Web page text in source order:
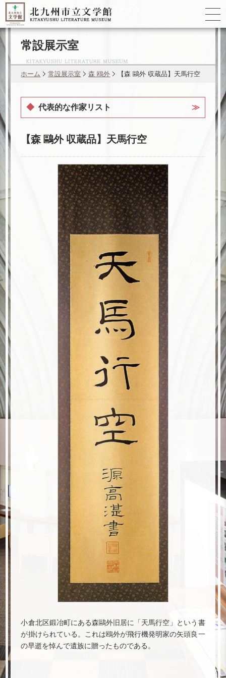
ゆかりの
常設展示室
ホーム 常設展示室 森 鴎外 【森 鷗外 収蔵品】天馬行空
【森 鷗外 収蔵品】天馬行空
小倉北区鍛冶町にある森鷗外旧居に「天馬行空」という書
が掛けられている。これは鴎外が飛行機発明家の矢頭良一
の早逝を悼んで遺族に贈ったものである。
代表的な作家リスト
橋本 多佳子
林 芙美子
火野 葦平
宗 左近